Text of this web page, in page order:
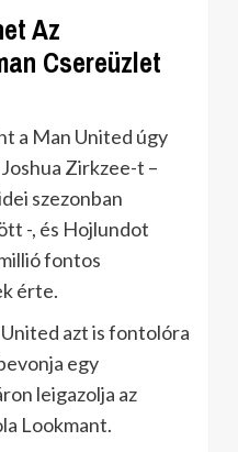
Az
Csereüzlet
a Man United úgy
Zirkzee-t –
szezonban
-, és Hojlundot
fontos
érte.
azt is fontolóra
egy
leigazolja az
Lookmant.